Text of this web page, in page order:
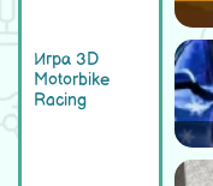
Игра 3D
Motorbike
Racing